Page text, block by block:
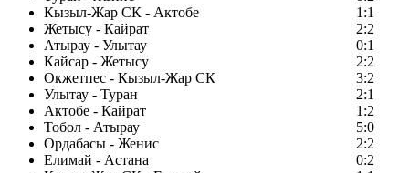
Кызыл-Жар СК - Актобе
1:1
Жетысу - Кайрат
2:2
Атырау - Улытау
0:1
Кайсар - Жетысу
2:2
Окжетпес - Кызыл-Жар СК
3:2
Улытау - Туран
2:1
Актобе - Кайрат
1:2
Тобол - Атырау
5:0
Ордабасы - Женис
2:2
Елимай - Астана
0:2